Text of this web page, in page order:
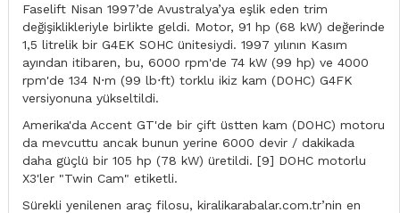
Faselift Nisan 1997’de Avustralya’ya eşlik eden trim
değişiklikleriyle birlikte geldi. Motor, 91 hp (68 kW) değerinde
1,5 litrelik bir G4EK SOHC ünitesiydi. 1997 yılının Kasım
ayından itibaren, bu, 6000 rpm'de 74 kW (99 hp) ve 4000
rpm'de 134 N⋅m (99 lb⋅ft) torklu ikiz kam (DOHC) G4FK
versiyonuna yükseltildi.
Amerika'da Accent GT'de bir çift üstten kam (DOHC) motoru
da mevcuttu ancak bunun yerine 6000 devir / dakikada
daha güçlü bir 105 hp (78 kW) üretildi. [9] DOHC motorlu
X3'ler "Twin Cam" etiketli.
Sürekli yenilenen araç filosu, kiralikarabalar.com.tr’nin en